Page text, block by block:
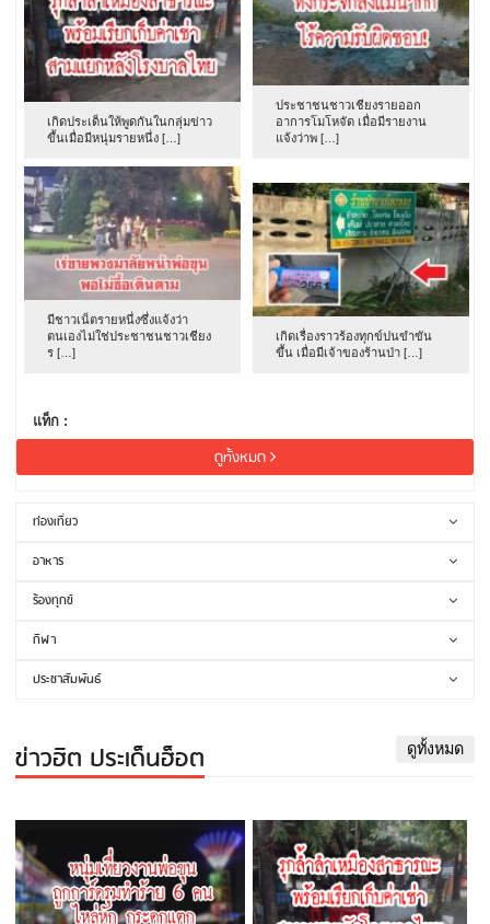
เกิดประเด็นให้พูดกันในกลุ่มข่าว
ขึ้นเมื่อมีหนุ่มรายหนึ่ง […]
ประชาชนชาวเชียงรายออก
อาการโมโหจัด เมื่อมีรายงาน
แจ้งว่าพ […]
มีชาวเน็ตรายหนึ่งซึ่งแจ้งว่า
ตนเองไม่ใช่ประชาชนชาวเชียง
ร […]
เกิดเรื่องราวร้องทุกข์ปนขำขัน
ขึ้น เมื่อมีเจ้าของร้านป่า […]
แท็ก :
ดูทั้งหมด
ท่องเที่ยว
อาหาร
ร้องทุกข์
กีฬา
ประชาสัมพันธ์
ข่าวฮิต ประเด็นฮ็อต ดูทั้งหมด